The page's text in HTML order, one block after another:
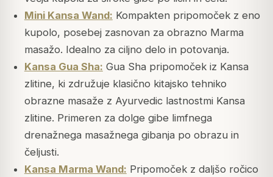
Mini Kansa Wand: Kompakten pripomoček z eno
kupolo, posebej zasnovan za obrazno Marma
masažo. Idealno za ciljno delo in potovanja.
Kansa Gua Sha: Gua Sha pripomoček iz Kansa
zlitine, ki združuje klasično kitajsko tehniko
obrazne masaže z Ayurvedic lastnostmi Kansa
zlitine. Primeren za dolge gibe limfnega
drenažnega masažnega gibanja po obrazu in
čeljusti.
Kansa Marma Wand: Pripomoček z daljšo ročico